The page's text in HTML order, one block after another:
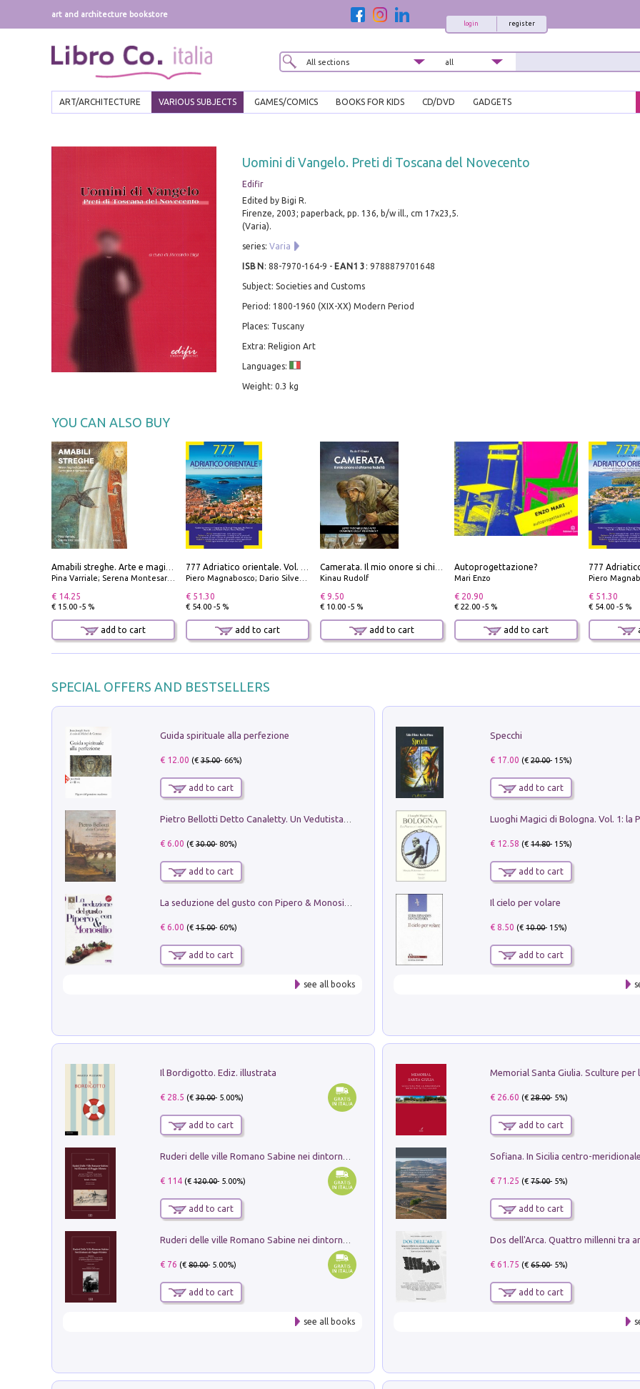
art and architecture bookstore
register
login
ART/ARCHITECTURE VARIOUS SUBJECTS GAMES/COMICS BOOKS FOR KIDS CD/DVD GADGETS
Uomini di Vangelo. Preti di Toscana del Novecento
Edifir
Edited by Bigi R.
Firenze, 2003; paperback, pp. 136, b/w ill., cm 17x23,5.
(Varia).
series: Varia
ISBN : 88-7970-164-9 - EAN13 : 9788879701648
Subject: Societies and Customs
Period: 1800-1960 (XIX-XX) Modern Period
Places: Tuscany
Extra: Religion Art
Languages:
Weight: 0.3 kg
YOU CAN ALSO BUY
Pina Varriale; Serena Montesarchio
€ 14.25
€ 15.00 -5 %
add to cart
Piero Magnabosco; Dario Silvestro; Marco Sbrizzi
€ 51.30
€ 54.00 -5 %
add to cart
Kinau Rudolf
€ 9.50
€ 10.00 -5 %
add to cart
Autoprogettazione?
Mari Enzo
€ 20.90
€ 22.00 -5 %
add to cart
Piero Magnabosco;
€ 51.30
€ 54.00 -5 %
SPECIAL OFFERS AND BESTSELLERS
Guida spirituale alla perfezione
€ 12.00 (€35.00- 66%)
add to cart
€ 6.00 (€30.00- 80%)
add to cart
€ 6.00 (€15.00- 60%)
add to cart
see all books
Specchi
€ 17.00 (€20.00- 15%)
add to cart
€ 12.58 (€14.80- 15%)
add to cart
Il cielo per volare
€ 8.50 (€10.00- 15%)
add to cart
Il Bordigotto. Ediz. illustrata
€ 28.5 (€30.00- 5.00%)
add to cart
€ 114(€120.00- 5.00%)
add to cart
€ 76 (€80.00- 5.00%)
add to cart
see all books
€ 26.60 (€28.00- 5%)
add to cart
€ 71.25 (€75.00- 5%)
add to cart
€ 61.75 (€65.00- 5%)
add to cart